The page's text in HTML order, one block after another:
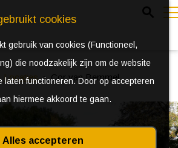
cookies
gebruik van cookies (Functioneel,
die noodzakelijk zijn om de website
laten functioneren. Door op accepteren
hiermee akkoord te gaan.
Alles accepteren
n
e
in de zomer
Locaties Cor van Bemmel